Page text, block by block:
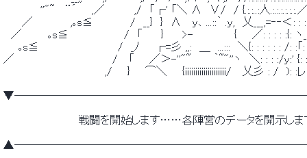
''"~　 ¨´　　,／　　 　 ,/　「┌' 「＼ ∧　∨/　/ {.:.:..:人.:.:.:.:.:.:.／=
／　　　　　,｡s≦　　　 　 /　__}　}　∧　 ｙ､ ...::｀ .ｙ,　乂
／　　　 ｡s≦　　　　 　 　 /　「　　 }　　 >-　　　　　 {　　／: : : : :{:
｡s≦　　　　　　　　　　 /　_ﾉ　　┌=彡 ,,:　＿　...:::　＼{: : : : : : /: :
／　　　　　　　　　　　　　/　 「　　／＞-''"~　　　｀~"''ヽ　＼: : : :/
,/　　}　　⌒＼　　{iiiiiiiiiiiiiiiiiiii/　 乂彡 : /　): :レ:{: : :
戦闘を開始します……各陣営のデータを開示しま